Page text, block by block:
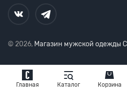
Главная Каталог Корзина
© 2026, Магазин мужской одежды